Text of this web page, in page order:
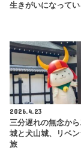
生きがいになってい
2026.4.23
三分遅れの無念か
城と犬山城、リベ
旅